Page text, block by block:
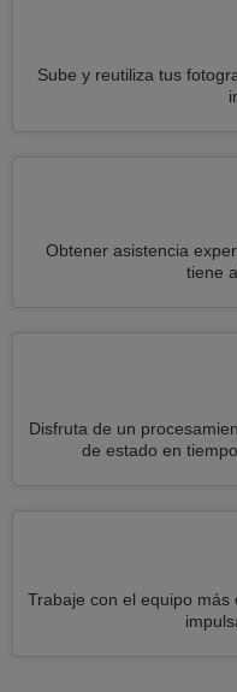
Sube y reutiliza tus
Obtener asistencia
tiene
Disfruta de un
de estado en
Trabaje con el equipo